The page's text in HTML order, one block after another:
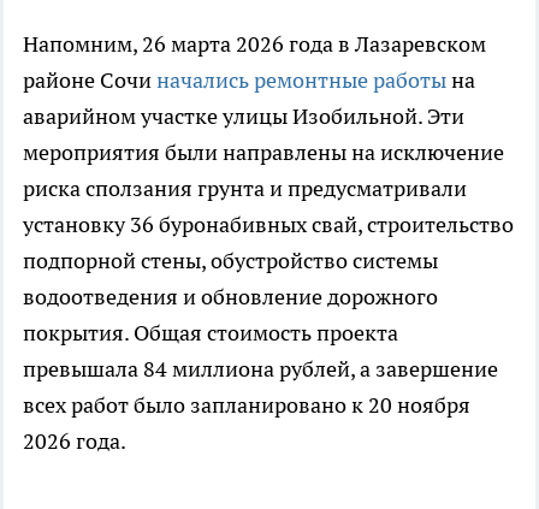
Напомним, 26 марта 2026 года в Лазаревском
районе Сочиначались ремонтные работына
аварийном участке улицы Изобильной. Эти
мероприятия были направлены на исключение
риска сползания грунта и предусматривали
установку 36 буронабивных свай, строительство
подпорной стены, обустройство системы
водоотведения и обновление дорожного
покрытия. Общая стоимость проекта
превышала 84 миллиона рублей, а завершение
всех работ было запланировано к 20 ноября
2026 года.